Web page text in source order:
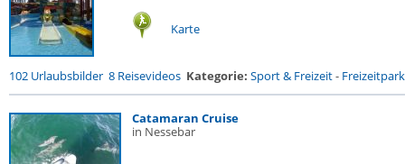
Karte
102 Urlaubsbilder 8 Reisevideos Kategorie: Sport & Freizeit- Freizeitpark
Catamaran Cruise
in Nessebar